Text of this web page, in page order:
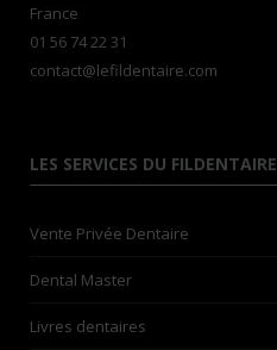
France
01 56 74 22 31
contact@lefildentaire.com
LES SERVICES DU FILDENTAIRE
Vente Privée Dentaire
Dental Master
Livres dentaires